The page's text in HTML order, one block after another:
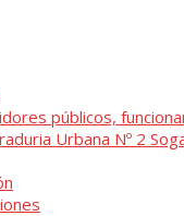
públicos,
Urbana Nº 2